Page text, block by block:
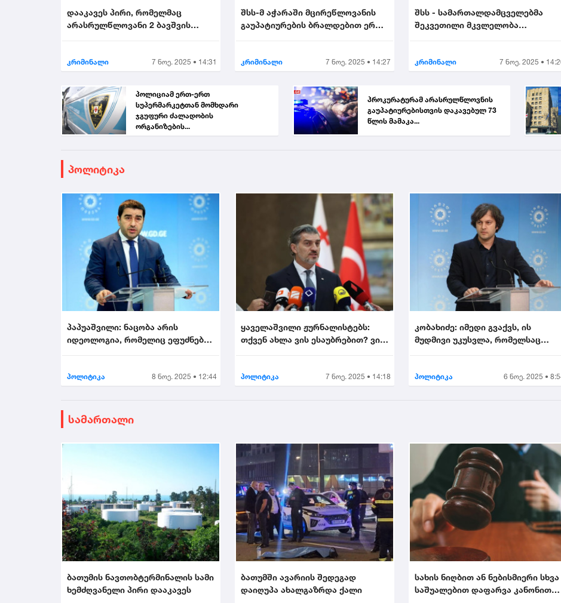
დააკავეს პირი, რომელმაც
არასრულწლოვანი 2 ბავშვის
კრიმინალი 7 ნოე. 2025 • 14:31
შსს-მ აჭარაში მცირეწლოვანის
გაუპატიურების ბრალდებით ერთი
კრიმინალი 7 ნოე. 2025 • 14:27
შსს - სამართალდამცველებმა
შეკვეთილი მკვლელობა
კრიმინალი 7 ნოე. 2025 •
პოლიციამ ერთ-ერთ
სუპერმარკეტთან მომხდარი
ჯგუფური ძალადობის
ორგანიზების...
პროკურატურამ არასრულწლოვნის
გაუპატიურებისთვის დაკავებულ 73
წლის მამაკა...
პოლიტიკა
პაპუაშვილი: ნაცობა არის
იდეოლოგია, რომელიც ეფუძნება
პოლიტიკა 8 ნოე. 2025 • 12:44
ყაველაშვილი ჟურნალისტებს:
თქვენ ახლა ვის ესაუბრებით? ვინ
პოლიტიკა 7 ნოე. 2025 • 14:18
კობახიძე: იმედი გვაქვს, ის
მუდმივი უკუსვლა, რომელსაც
პოლიტიკა 6 ნოე. 2025 •
სამართალი
ბათუმის ნავთობტერმინალის სამი
ხემძღვანელი პირი დააკავეს
ბათუმში ავარიის შედეგად
დაიღუპა ახალგაზრდა ქალი
სახის ნიღბით ან ნებისმიერი სხვა
საშუალებით დაფარვა კანონით